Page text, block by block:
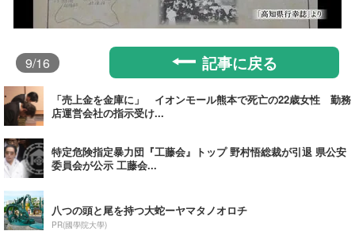
9/16 記事に戻る
「売上金を金庫に」 イオンモール熊本で死亡の22歳女性 勤務
店運営会社の指示受け...
特定危険指定暴力団『工藤会』トップ 野村悟総裁が引退 県公安
委員会が公示 工藤会...
八つの頭と尾を持つ大蛇ーヤマタノオロチ
PR(國學院大學)